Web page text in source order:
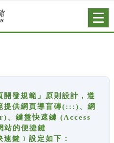
開發規範」原則設計，遵
提供網頁導盲磚(:::)、網
鍵盤快速鍵 (Access
站的便捷鍵
鍵﹞設定如下：